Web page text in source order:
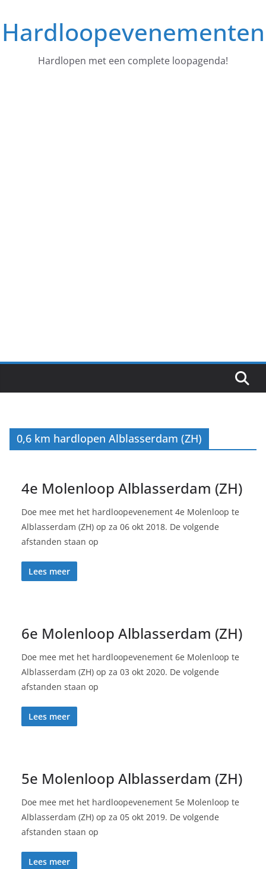
naar
deHardloopevenementen
Hardlopen met een complete loopagenda!
0,6 km hardlopen Alblasserdam (ZH)
4e Molenloop Alblasserdam (ZH)
Doe mee met het hardloopevenement 4e Molenloop te
Alblasserdam (ZH) op za 06 okt 2018. De volgende
afstanden staan op
Lees meer
6e Molenloop Alblasserdam (ZH)
Doe mee met het hardloopevenement 6e Molenloop te
Alblasserdam (ZH) op za 03 okt 2020. De volgende
afstanden staan op
Lees meer
5e Molenloop Alblasserdam (ZH)
Doe mee met het hardloopevenement 5e Molenloop te
Alblasserdam (ZH) op za 05 okt 2019. De volgende
afstanden staan op
Lees meer